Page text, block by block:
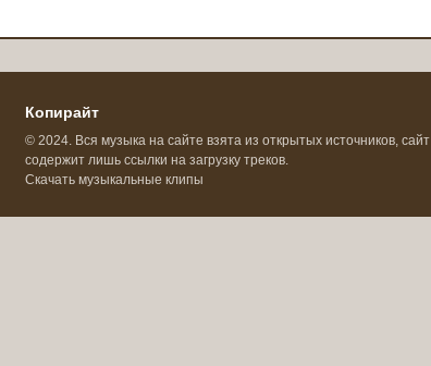
Копирайт
© 2024. Вся музыка на сайте взята из открытых источников, сайт
содержит лишь ссылки на загрузку треков.
Скачать музыкальные клипы